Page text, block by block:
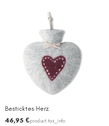
Besticktes Herz
46,95 €product.tax_info